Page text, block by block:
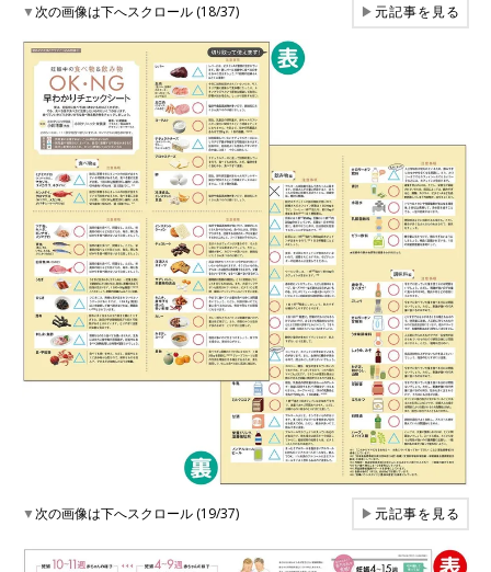
▼次の画像は下へスクロール (18/37) ▶元記事を見る
▼次の画像は下へスクロール (19/37) ▶元記事を見る